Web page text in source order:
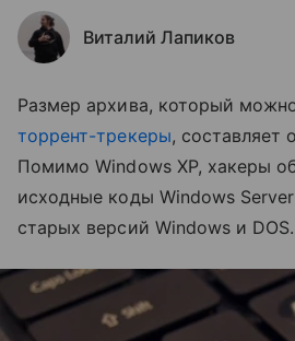
Виталий Лапиков
Размер архива, который
торрент-трекеры, составляет
Помимо Windows XP, хакеры
исходные коды Windows
старых версий Windows и DOS.